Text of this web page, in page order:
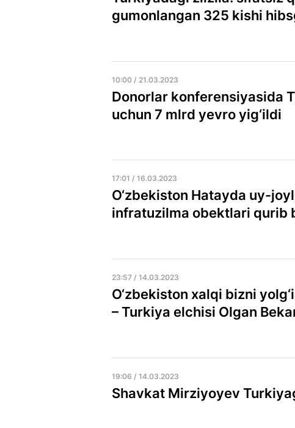
gumonlangan 325 kishi
10:00 / 21.03.2023
Donorlar konferensiyasida
uchun 7 mlrd yevro yig‘ildi
17:01 / 16.03.2023
O‘zbekiston Hatayda uy-
infratuzilma obektlari qurib
23:57 / 14.03.2023
O‘zbekiston xalqi bizni
– Turkiya elchisi Olgan
19:06 / 14.03.2023
Shavkat Mirziyoyev